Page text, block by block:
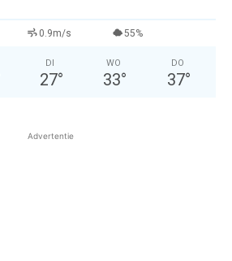
0.9m/s 55%
DI
27°
WO
33°
DO
37°
Advertentie